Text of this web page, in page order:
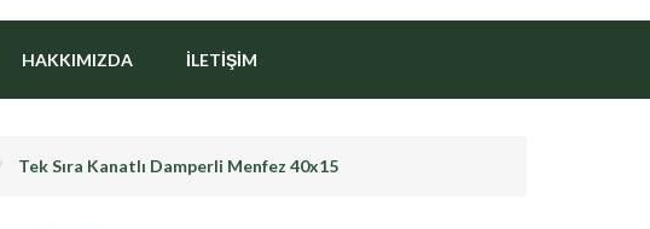
HAKKIMIZDA İLETIŞIM
Tek Sıra Kanatlı Damperli Menfez 40x15